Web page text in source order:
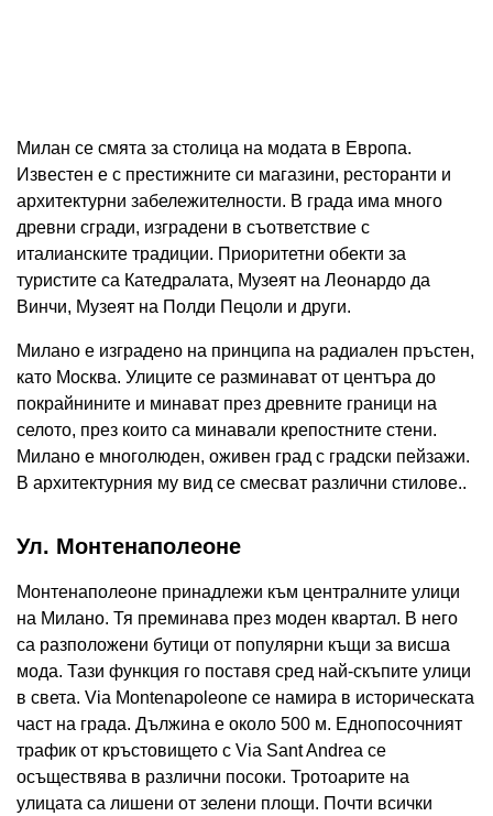
Милан се смята за столица на модата в Европа.
Известен е с престижните си магазини, ресторанти и
архитектурни забележителности. В града има много
древни сгради, изградени в съответствие с
италианските традиции. Приоритетни обекти за
туристите са Катедралата, Музеят на Леонардо да
Винчи, Музеят на Полди Пецоли и други.
Милано е изградено на принципа на радиален пръстен,
като Москва. Улиците се разминават от центъра до
покрайнините и минават през древните граници на
селото, през които са минавали крепостните стени.
Милано е многолюден, оживен град с градски пейзажи.
В архитектурния му вид се смесват различни стилове..
Ул. Монтенаполеоне
Монтенаполеоне принадлежи към централните улици
на Милано. Тя преминава през моден квартал. В него
са разположени бутици от популярни къщи за висша
мода. Тази функция го поставя сред най-скъпите улици
в света. Via Montenapoleone се намира в историческата
част на града. Дължина е около 500 м. Еднопосочният
трафик от кръстовището с Via Sant Andrea се
осъществява в различни посоки. Тротоарите на
улицата са лишени от зелени площи. Почти всички